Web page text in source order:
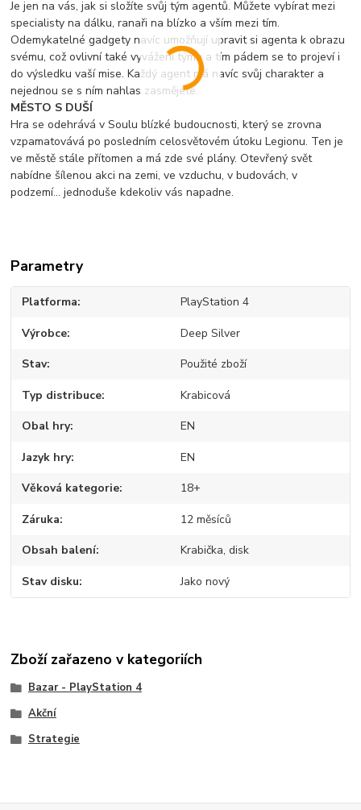
Je jen na vás, jak si složíte svůj tým agentů. Můžete vybírat mezi
specialisty na dálku, ranaři na blízko a vším mezi tím.
Odemykatelné gadgety navíc umožňují upravit si agenta k obrazu
svému, což ovlivní také vyvážení týmu a tím pádem se to projeví i
do výsledku vaší mise. Každý agent má navíc svůj charakter a
nejednou se s ním nahlas zasmějete.
MĚSTO S DUŠÍ
Hra se odehrává v Soulu blízké budoucnosti, který se zrovna
vzpamatovává po posledním celosvětovém útoku Legionu. Ten je
ve městě stále přítomen a má zde své plány. Otevřený svět
nabídne šílenou akci na zemi, ve vzduchu, v budovách, v
podzemí... jednoduše kdekoliv vás napadne.
Parametry
Platforma PlayStation 4
Výrobce Deep Silver
Stav Použité zboží
Typ distribuce Krabicová
Obal hry EN
Jazyk hry EN
Věková kategorie 18+
Záruka 12 měsíců
Obsah balení Krabička, disk
Stav disku Jako nový
Zboží zařazeno v kategoriích
Bazar - PlayStation 4
Akční
Strategie